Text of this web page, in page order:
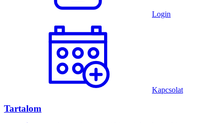
Login
Kapcsolat
Tartalom